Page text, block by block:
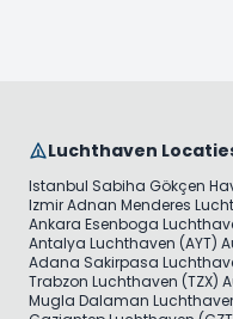
Luchthaven
Istanbul Sabiha Gökçen
Izmir Adnan Menderes
Ankara Esenboga
Antalya Luchthaven (AYT)
Adana Sakirpasa
Trabzon Luchthaven (TZX)
Mugla Dalaman